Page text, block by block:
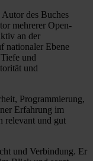
des Buches
mehrerer Open-
an der
nationaler Ebene
und
und
Programmierung,
Erfahrung im
relevant und gut
und Verbindung. Er